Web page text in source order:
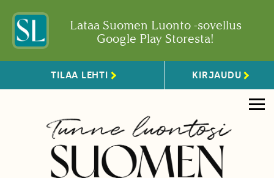
Lataa Suomen Luonto -sovellus
Google Play Storesta!
TILAA LEHTI KIRJAUDU